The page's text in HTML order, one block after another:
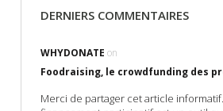
DERNIERS COMMENTAIRES
WHYDONATE on
Foodraising, le crowdfunding des
Merci de partager cet article